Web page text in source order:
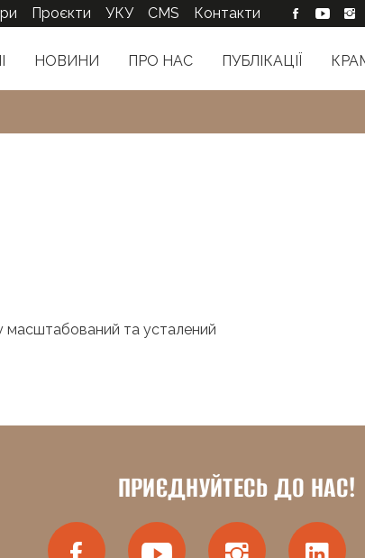
НОВИНИ ПРО НАС ПУБЛІКАЦІЇ
Проєкти УКУ CMS Контакти
масштабований та усталений
ПРИЄДНУЙТЕСЬ ДО НАС!